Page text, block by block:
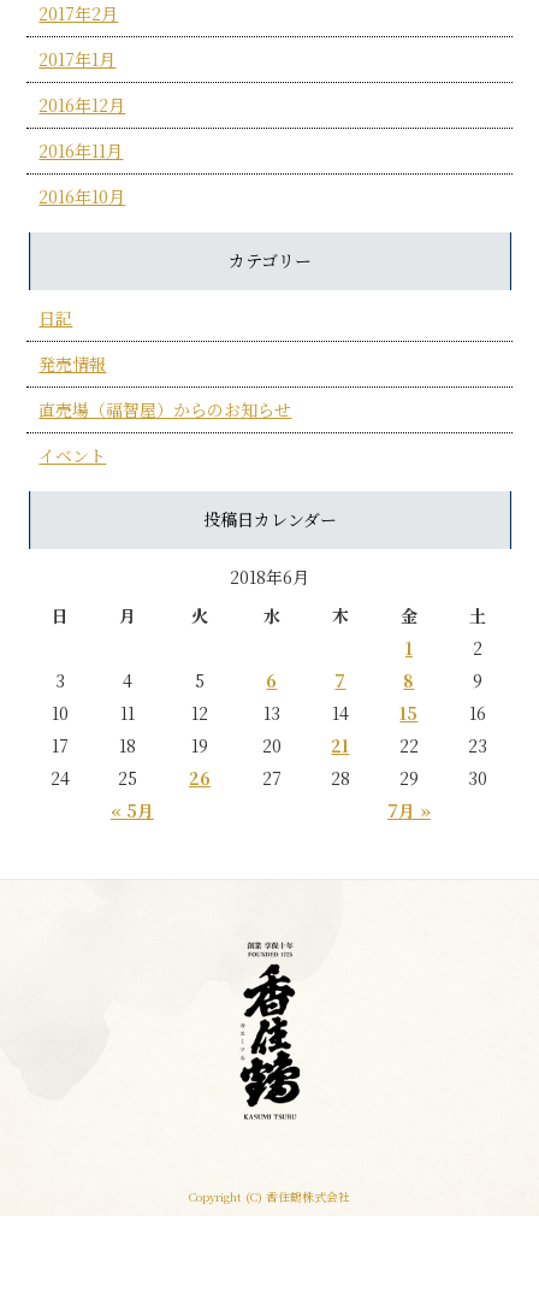
2017年2月
2017年1月
2016年12月
2016年11月
2016年10月
カテゴリー
日記
発売情報
直売場（福智屋）からのお知らせ
イベント
投稿日カレンダー
2018年6月
日
月 火 水 木 金 土
« 5月 7月 »
1
2
3
4 5 6 7 8
9
10
11 12 13 14 15
16
17
18 19 20 21 22
23
24
25 26 27 28 29 30
Copyright (C) 香住鶴株式会社